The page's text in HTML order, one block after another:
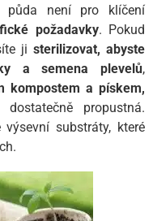
půda není pro klíčení
požadavky. Pokud
ji sterilizovat, abyste
a semena plevelů,
kompostem a pískem,
propustná.
substráty, které